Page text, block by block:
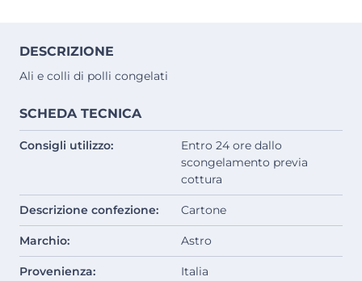
DESCRIZIONE
Ali e colli di polli congelati
SCHEDA TECNICA
Consigli utilizzo:
Entro 24 ore dallo
scongelamento previa
cottura
Descrizione confezione: Cartone
Marchio: Astro
Provenienza: Italia